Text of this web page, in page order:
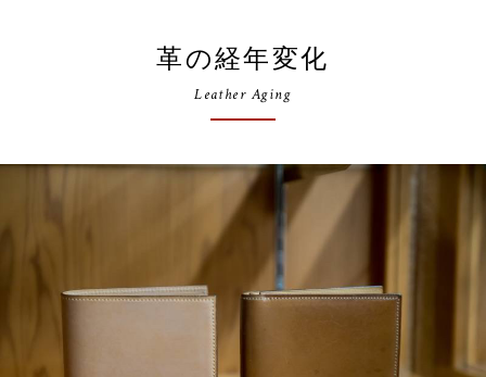
革の経年変化
Leather Aging